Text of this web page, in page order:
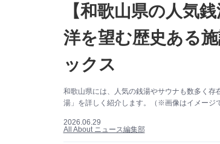
【和歌山県の人気
洋を望む歴史ある
ックス
和歌山県には、人気の銭湯やサウナも数多く
湯」を詳しく紹介します。（※画像はイメージ
2026.06.29
All About ニュース編集部